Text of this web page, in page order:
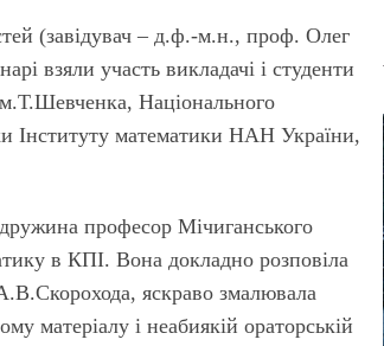
(завідувач – д.ф.-м.н., проф. Олег
взяли участь викладачі і студенти
Національного
Інституту математики НАН України,
професор Мічиганського
в КПІ. Вона докладно розповіла
яскраво змалювала
матеріалу і неабиякій ораторській